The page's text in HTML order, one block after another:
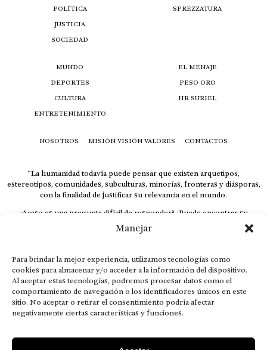
Manejar
Para brindar la mejor experiencia, utilizamos tecnologías como
cookies para almacenar y/o acceder a la información del dispositivo.
Al aceptar estas tecnologías, podremos procesar datos como el
comportamiento de navegación o los identificadores únicos en este
sitio. No aceptar o retirar el consentimiento podría afectar
negativamente ciertas características y funciones.
POLÍTICA
JUSTICIA
SOCIEDAD
SPREZZATURA
MUNDO
DEPORTES
CULTURA
ENTRETENIMIENTO
EL MENAJE
PESO ORO
HR SURIEL
NOSOTROS MISIÓN VISIÓN VALORES CONTACTOS
“La humanidad todavía puede pensar que existen arquetipos,
estereotipos, comunidades, subculturas, minorías, fronteras y diásporas,
con la finalidad de justificar su relevancia en el mundo.
¿Acaso es una pregunta difícil de responder? ¿Puede encontrar su
respuesta al instante, otorgando al receptor cuestionado espacio y
velocidad suficiente para responder correctamente? De no ser así, el que
El concepto de familia no está limitado exclusivamente a la sangre; seres
que surgen en nuestro diario vivir suelen pesar más que los
emparentados. Más bien, el apego de estas dos versiones de seres
queridos mueve ideales provenientes de sus vivencias.
This is for nuestra gente.” – HRSuriel